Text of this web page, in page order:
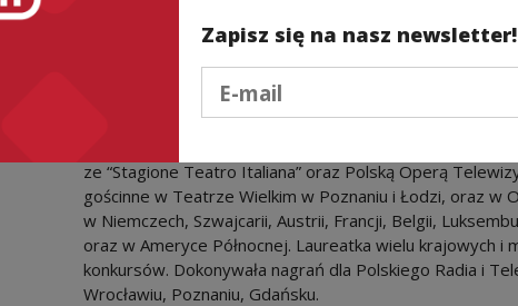
Julia Iwaszkiewicz, dr Monika Świostek, prof. Rafał
Katarzyna Haras, dr Jadwiga Postrożna, Dominik
Wawrowska, dr Karin Wiktor-Kałucka, Krzysztof
patronki Festiwalu)
Prof. Monika Swarowska-Walawska– primadonna
Akademii Muzycznej w Krakowie. Śpiewała w Polsce i
ze “Stagione Teatro Italiana” oraz Polską Operą
gościnne w Teatrze Wielkim w Poznaniu i Łodzi, oraz w
w Niemczech, Szwajcarii, Austrii, Francji, Belgii,
oraz w Ameryce Północnej. Laureatka wielu krajowych
konkursów. Dokonywała nagrań dla Polskiego Radia i
Wrocławiu, Poznaniu, Gdańsku.
Zapisz się na nasz newsletter!